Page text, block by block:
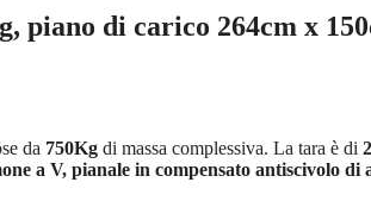
piano di carico 264cm x
da 750Kg di massa complessiva. La tara è di
a V, pianale in compensato antiscivolo di